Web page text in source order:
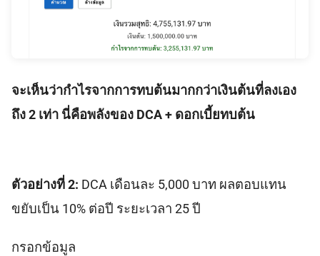
จะเห็นว่ากำไรจากการทบต้นมากกว่าเงินต้นที่ลงเอง
ถึง 2 เท่า นี่คือพลังของ DCA + ดอกเบี้ยทบต้น
ตัวอย่างที่ 2: DCA เดือนละ 5,000 บาท ผลตอบแทน
ขยับเป็น 10% ต่อปี ระยะเวลา 25 ปี
กรอกข้อมูล